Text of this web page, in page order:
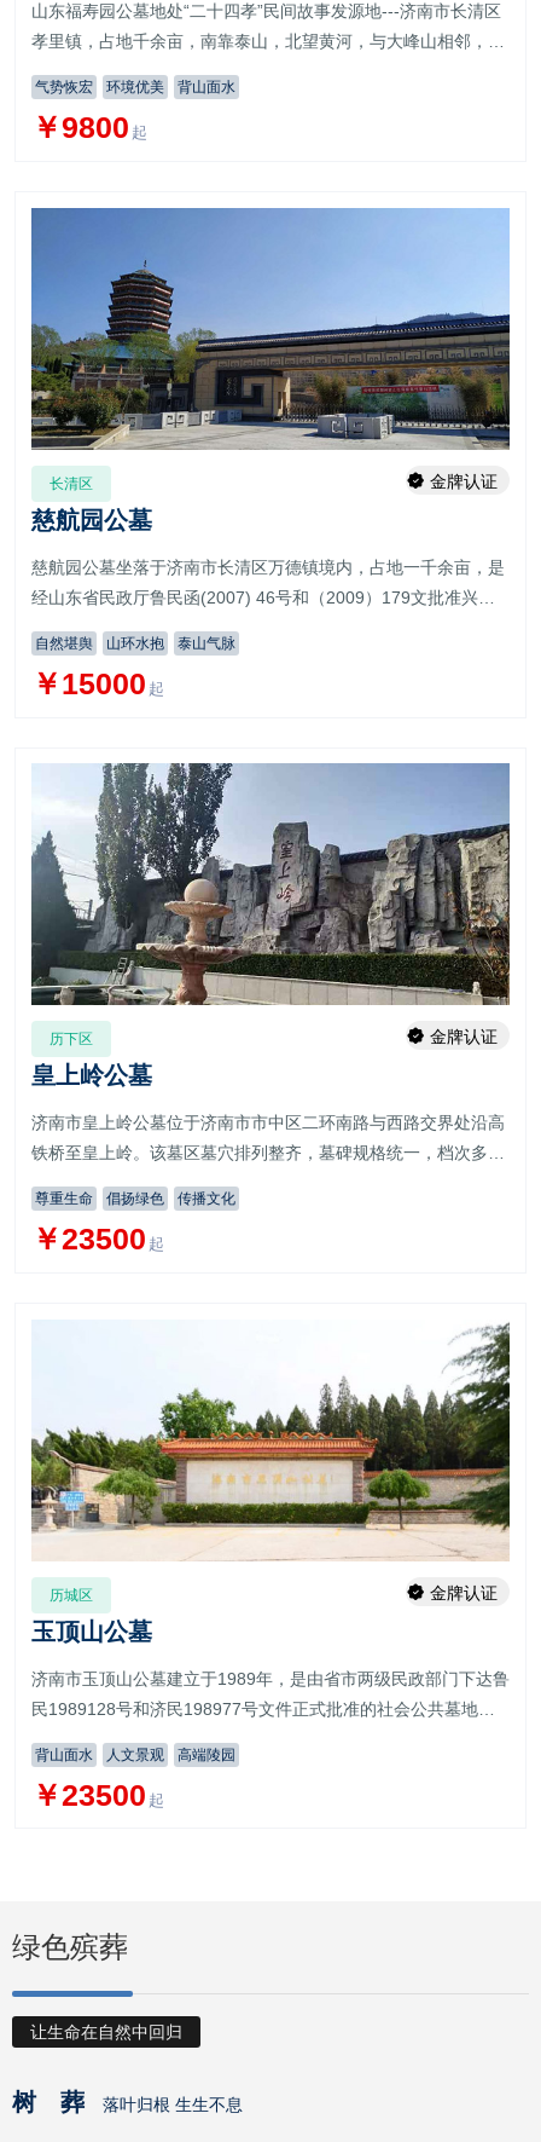
​山东福寿园公墓地处“二十四孝”民间故事发源地---济南市长清区
孝里镇，占地千余亩，南靠泰山，北望黄河，与大峰山相邻，由
齐长城围绕。园内层峦叠嶂，碧水充溢
气势恢宏 环境优美 背山面水
￥9800 起
长清区
慈航园公墓
金牌认证
慈航园公墓坐落于济南市长清区万德镇境内，占地一千余亩，是
经山东省民政厅鲁民函(2007) 46号和（2009）179文批准兴建
的省内合法经营性公墓
自然堪舆 山环水抱 泰山气脉
￥15000 起
历下区
皇上岭公墓
金牌认证
济南市皇上岭公墓位于济南市市中区二环南路与西路交界处沿高
铁桥至皇上岭。该墓区墓穴排列整齐，墓碑规格统一，档次多，
规格全，可以按丧主的意见任意选择
尊重生命 倡扬绿色 传播文化
￥23500 起
历城区
玉顶山公墓
金牌认证
济南市玉顶山公墓建立于1989年，是由省市两级民政部门下达鲁
民1989128号和济民198977号文件正式批准的社会公共墓地，
玉顶山公墓地处于济南市历城区港沟镇北湖村西北玉顶山西麓，
占地面积300余亩
背山面水 人文景观 高端陵园
￥23500 起
绿色殡葬
让生命在自然中回归
树 葬 落叶归根 生生不息